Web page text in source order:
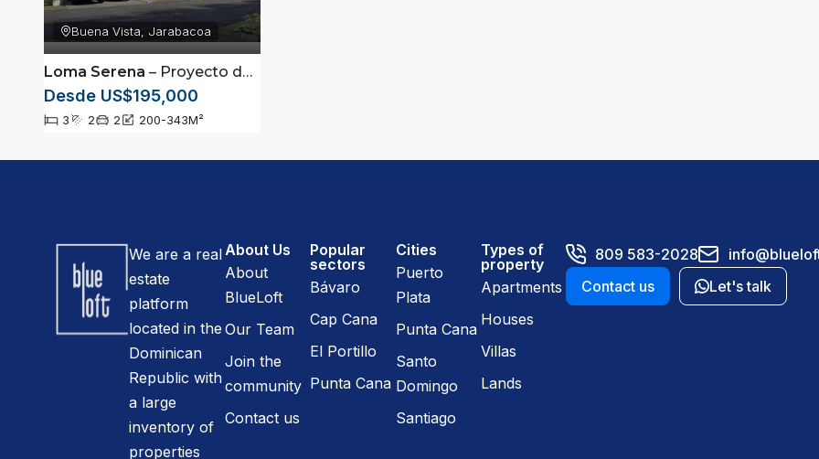
Buena Vista, Jarabacoa
Loma Serena – Proyecto de Villas Residenciales en Jarabacoa
Desde US$195,000
3 2 2 200-343M²
We are a real
estate
platform
located in the
Dominican
Republic with
a large
inventory of
properties
About Us
About
BlueLoft
Our Team
Join the
community
Contact us
Popular
sectors
Bávaro
Cap Cana
El Portillo
Punta Cana
Cities
Puerto
Plata
Punta Cana
Santo
Domingo
Santiago
Types of
property
Apartments
Houses
Villas
Lands
809 583-2028
Contact us
Let's talk